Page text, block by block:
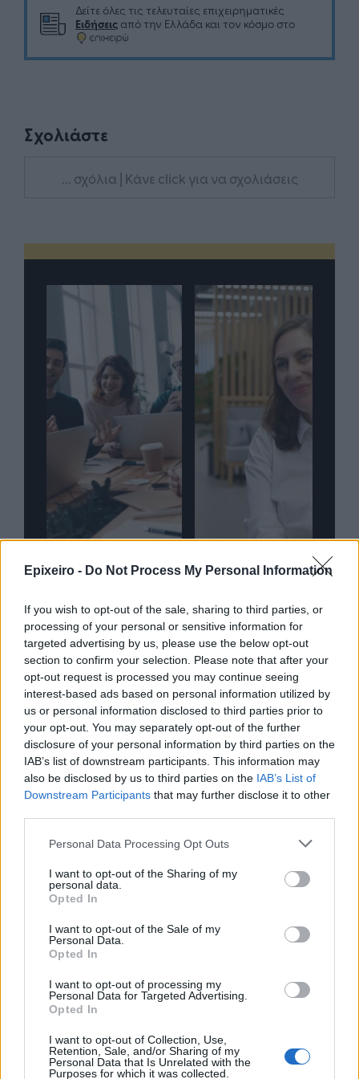
Epixeiro - Do Not Process My Personal Information
If you wish to opt-out of the sale, sharing to third parties, or
processing of your personal or sensitive information for
targeted advertising by us, please use the below opt-out
section to confirm your selection. Please note that after your
opt-out request is processed you may continue seeing
interest-based ads based on personal information utilized by
us or personal information disclosed to third parties prior to
your opt-out. You may separately opt-out of the further
disclosure of your personal information by third parties on the
IAB’s list of downstream participants. This information may
also be disclosed by us to third parties on the IAB’s List of
Downstream Participants that may further disclose it to other
Personal Data Processing Opt Outs
I want to opt-out of the Sharing of my
personal data.
Opted In
I want to opt-out of the Sale of my
Personal Data.
Opted In
I want to opt-out of processing my
Personal Data for Targeted Advertising.
Opted In
I want to opt-out of Collection, Use,
Retention, Sale, and/or Sharing of my
Personal Data that Is Unrelated with the
Purposes for which it was collected.
Δείτε όλες τις τελευταίες επιχειρηματικές
Ειδήσεις από την Ελλάδα και τον κόσμο στο
Σχολιάστε
... σχόλια | Κάνε click για να σχολιάσεις
TP Greece: Πώς διαμορφώνεται το
Η
Advertorial
Περισσότερα από το
Ταχιάος: Ξεκινούν από απόψε τα
δοκιμαστικά δρομολόγια της
Θεσσαλονίκης προς την
Καλαμαριά
τον Τουρισμό: Οι αλλαγές που
Συστήματα Αεροναυτιλίας του
νέου Διεθνούς Αερολιμένα
Ηρακλείου Κρήτης στο Καστέλλι